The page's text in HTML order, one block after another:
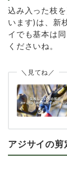
込み入った枝
います)は、新
イでも基本は
くださいね。
＼見てね／
アジサイの